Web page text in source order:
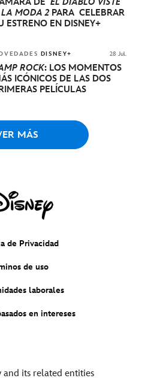
MODA 2PARA CELEBRAR
ESTRENO EN DISNEY+
DISNEY+ 28 Jul.
ROCK: LOS MOMENTOS
ICÓNICOS DE LAS DOS
PELÍCULAS
MÁS
de Privacidad
de uso
laborales
en intereses
its related entities